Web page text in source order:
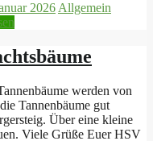
2026 Allgemein
werden von
Tannenbäume gut
Über eine kleine
Viele Grüße Euer HSV